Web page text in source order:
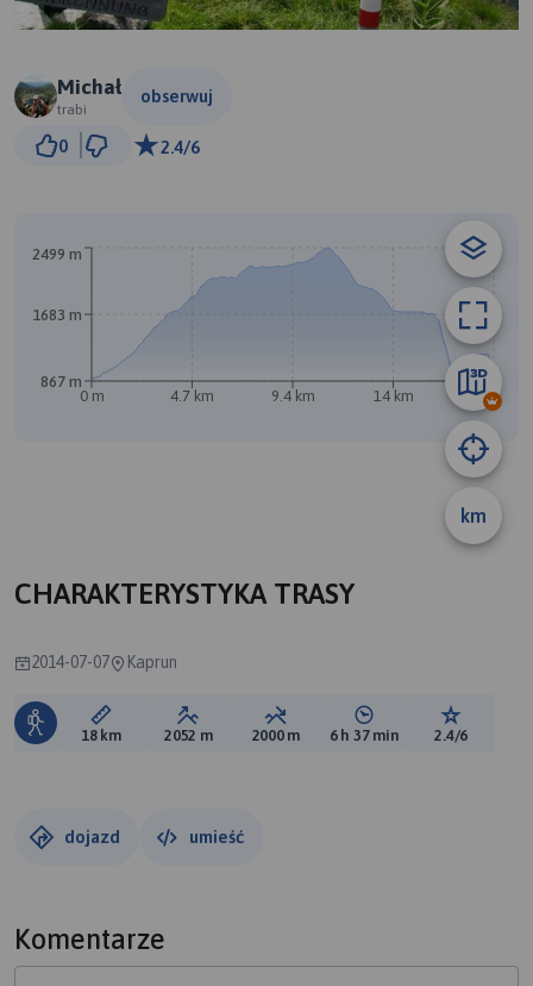
Michał
trabi
obserwuj
0 2.4/6
km
0 m 4.7 km 9.4 km 14 km 18 km
867 m
1683 m
2499 m
CHARAKTERYSTYKA TRASY
2014-07-07 Kaprun
Długość trasy:
18 km Suma przewyższeń:
2052 m Suma spadków:
2000 m Średni czas potrzebny
6 h 37 min Ocena
2.4/6
dojazd umieść
Komentarze